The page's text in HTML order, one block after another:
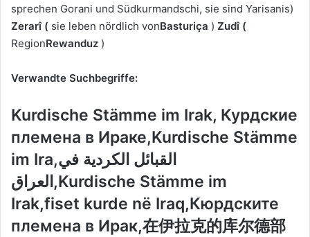
sprechen Gorani und Südkurmandschi, sie sind Yarisanis)
Zerarî ( sie leben nördlich vonBasturiça ) Zudî (
RegionRewanduz )
Verwandte Suchbegriffe:
Kurdische Stämme im Irak, Курдские
племена в Ираке,Kurdische Stämme
im Ira,القبائل الكردية في
العراق,Kurdische Stämme im
Irak,fiset kurde në Iraq,Кюрдските
племена в Ирак,在伊拉克的库尔德部